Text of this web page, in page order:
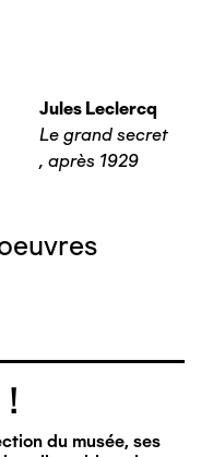
Jules Leclercq
Le grand secret
, après 1929
du musée, ses